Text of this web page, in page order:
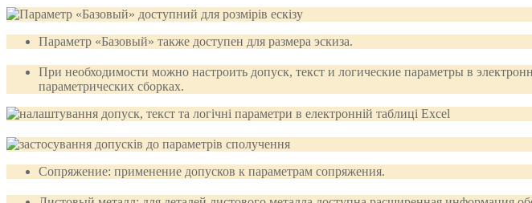
Параметр «Базовый» также доступен для размера эскиза.
При необходимости можно настроить допуск, текст и логические параметры в
параметрических сборках.
Сопряжение: применение допусков к параметрам сопряжения.